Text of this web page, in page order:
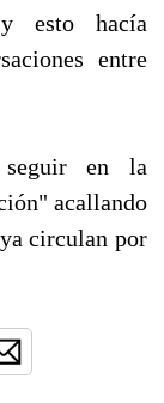
esto hacía
entre
seguir en la
acallando
circulan por